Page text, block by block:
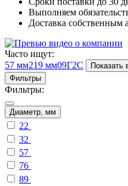
Выполняем
Доставка собственным
Часто ищут:
57 мм219 мм09Г2С
Фильтры
Фильтры:
Диаметр, мм
22
32
57
76
89